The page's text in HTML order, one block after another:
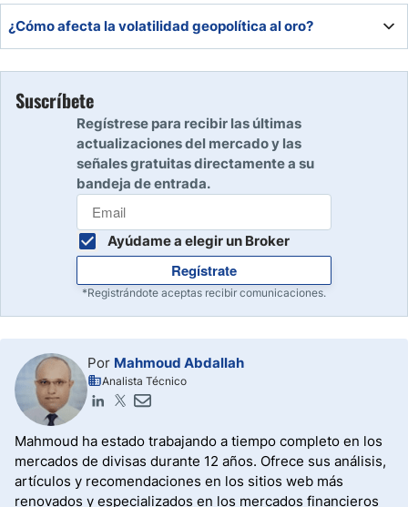
por onza, donde podrían surgir ventas.
¿Cómo afecta la volatilidad geopolítica al oro?
Aumenta la demanda de refugio seguro, impulsando
precios y fortaleciendo la tendencia alcista del oro.
Suscríbete
Regístrese para recibir las últimas
actualizaciones del mercado y las
señales gratuitas directamente a su
bandeja de entrada.
Ayúdame a elegir un Broker
Regístrate
*Registrándote aceptas recibir comunicaciones.
Por Mahmoud Abdallah
Analista Técnico
Mahmoud ha estado trabajando a tiempo completo en los
mercados de divisas durante 12 años. Ofrece sus análisis,
artículos y recomendaciones en los sitios web más
renovados y especializados en los mercados financieros